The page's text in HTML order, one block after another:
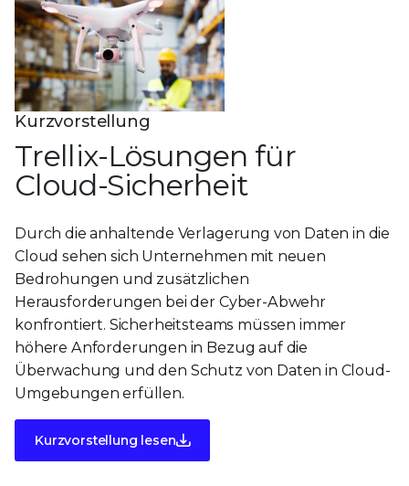
Kurzvorstellung
Trellix-Lösungen für
Cloud-Sicherheit
Durch die anhaltende Verlagerung von Daten in die
Cloud sehen sich Unternehmen mit neuen
Bedrohungen und zusätzlichen
Herausforderungen bei der Cyber-Abwehr
konfrontiert. Sicherheitsteams müssen immer
höhere Anforderungen in Bezug auf die
Überwachung und den Schutz von Daten in Cloud-
Umgebungen erfüllen.
Kurzvorstellung lesen